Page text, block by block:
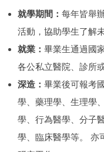
委員會
教務相關規章
實習活動
就學期間：每年皆舉
活動，協助學生了解
就業：畢業生通過國
各公私立醫院、診所
深造：畢業後可報考
學、藥理學、生理學
學、行為醫學、分子
學、臨床醫學等。 亦